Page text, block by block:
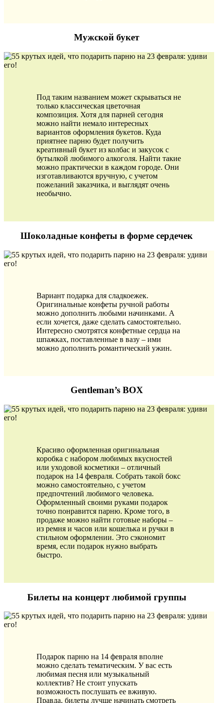
Мужской букет
Под таким названием может скрываться не
только классическая цветочная
композиция. Хотя для парней сегодня
можно найти немало интересных
вариантов оформления букетов. Куда
приятнее парню будет получить
креативный букет из колбас и закусок с
бутылкой любимого алкоголя. Найти такие
можно практически в каждом городе. Они
изготавливаются вручную, с учетом
пожеланий заказчика, и выглядят очень
необычно.
Шоколадные конфеты в форме сердечек
Вариант подарка для сладкоежек.
Оригинальные конфеты ручной работы
можно дополнить любыми начинками. А
если хочется, даже сделать самостоятельно.
Интересно смотрятся конфетные сердца на
шпажках, поставленные в вазу – ими
можно дополнить романтический ужин.
Gentleman’s BOX
Красиво оформленная оригинальная
коробка с набором любимых вкусностей
или уходовой косметики – отличный
подарок на 14 февраля. Собрать такой бокс
можно самостоятельно, с учетом
предпочтений любимого человека.
Оформленный своими руками подарок
точно понравится парню. Кроме того, в
продаже можно найти готовые наборы –
из ремня и часов или кошелька и ручки в
стильном оформлении. Это сэкономит
время, если подарок нужно выбрать
быстро.
Билеты на концерт любимой группы
Подарок парню на 14 февраля вполне
можно сделать тематическим. У вас есть
любимая песня или музыкальный
коллектив? Не стоит упускать
возможность послушать ее вживую.
Правда, билеты лучше начинать смотреть